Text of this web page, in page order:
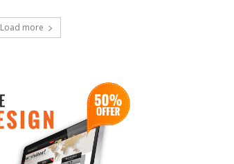
Load more